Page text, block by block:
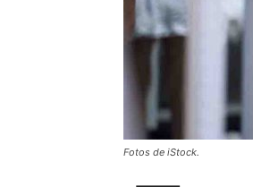
Fotos de iStock.